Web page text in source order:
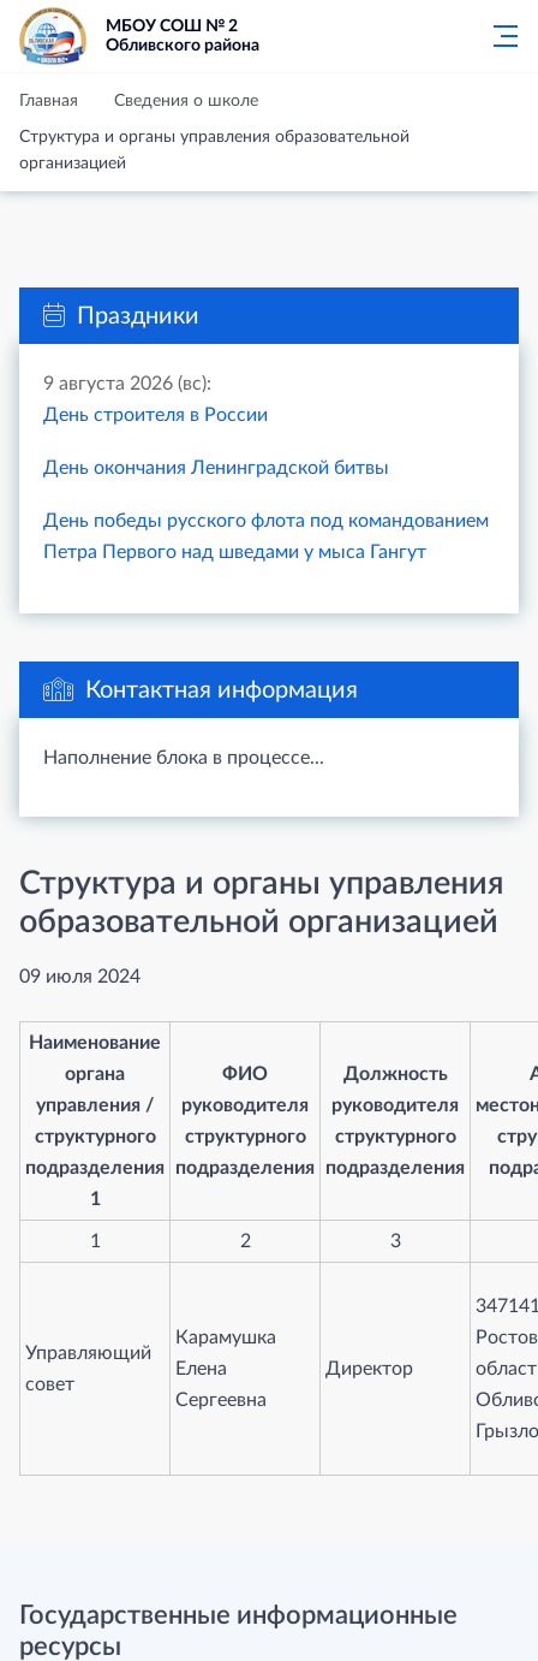
МБОУ СОШ № 2
Обливского района
Главная Сведения о школе
Структура и органы управления образовательной
организацией
Праздники
9 августа 2026 (вс):
День строителя в России
День окончания Ленинградской битвы
День победы русского флота под командованием
Петра Первого над шведами у мыса Гангут
Контактная информация
Наполнение блока в процессе...
Структура и органы управления
образовательной организацией
09 июля 2024
Наименование
органа
управления /
структурного
подразделения
1
ФИО
руководителя
структурного
подразделения
Должность
руководителя
структурного
подразделения
1 2 3
Управляющий
совет
Карамушка
Елена
Сергеевна
Директор
Государственные информационные
ресурсы